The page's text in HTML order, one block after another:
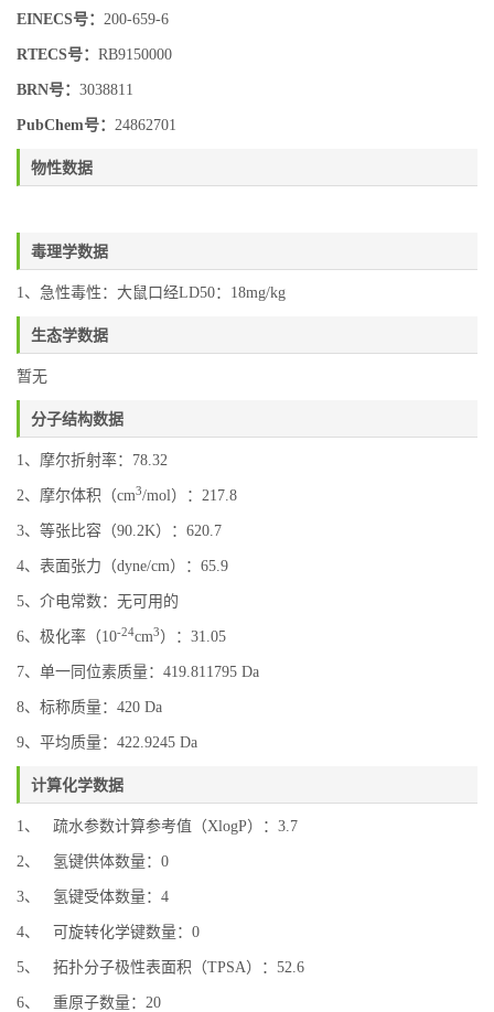
EINECS号： 200-659-6
RTECS号： RB9150000
BRN号： 3038811
PubChem号： 24862701
物性数据
毒理学数据
1、急性毒性：大鼠口经LD50：18mg/kg
生态学数据
暂无
分子结构数据
1、摩尔折射率：78.32
2、摩尔体积（cm3/mol）：217.8
3、等张比容（90.2K）：620.7
4、表面张力（dyne/cm）：65.9
5、介电常数：无可用的
6、极化率（10-24cm3）：31.05
7、单一同位素质量：419.811795 Da
8、标称质量：420 Da
9、平均质量：422.9245 Da
计算化学数据
1、 疏水参数计算参考值（XlogP）：3.7
2、 氢键供体数量：0
3、 氢键受体数量：4
4、 可旋转化学键数量：0
5、 拓扑分子极性表面积（TPSA）：52.6
6、 重原子数量：20